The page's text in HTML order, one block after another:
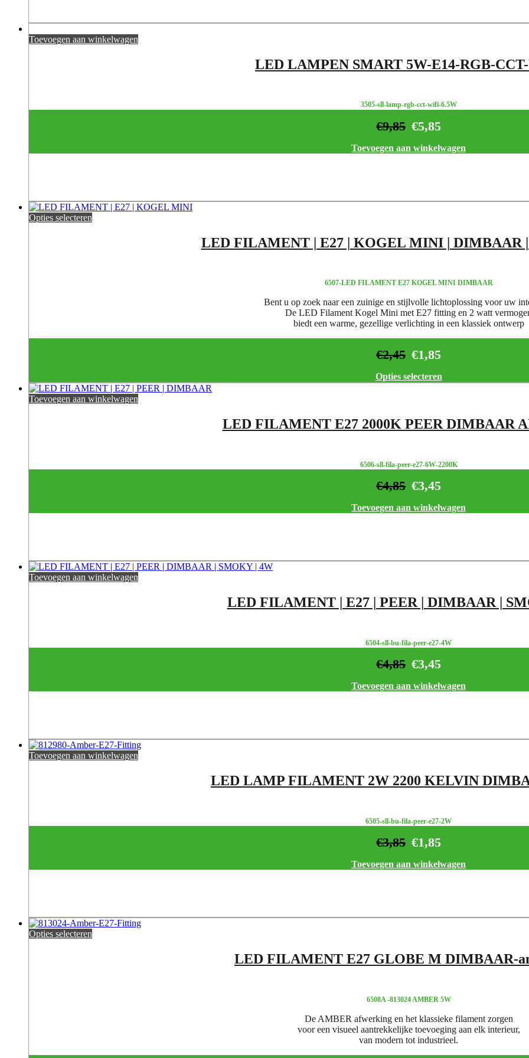
Toevoegen aan winkelwagen
LED LAMPEN SMART 5W-E14-RGB-
3505-sll-lamp-rgb-cct-wifi-6.5W
€5,85
€9,85
Toevoegen aan winkelwagen
Opties selecteren
LED FILAMENT | E27 | KOGEL MINI | DIMBAAR
6507-LED FILAMENT E27 KOGEL MINI DIMBAAR
Bent u op zoek naar een zuinige en stijlvolle lichtoplossing voor uw
De LED Filament Kogel Mini met E27 fitting en 2 watt
biedt een warme, gezellige verlichting in een klassiek ontwerp
€1,85
€2,45
Opties selecteren
Toevoegen aan winkelwagen
LED FILAMENT E27 2000K PEER DIMBAAR
6506-sll-fila-peer-e27-6W-2200K
€3,45
€4,85
Toevoegen aan winkelwagen
Toevoegen aan winkelwagen
LED FILAMENT | E27 | PEER | DIMBAAR |
6504-sll-bu-fila-peer-e27-4W
€3,45
€4,85
Toevoegen aan winkelwagen
Toevoegen aan winkelwagen
LED LAMP FILAMENT 2W 2200 KELVIN
6505-sll-bu-fila-peer-e27-2W
€1,85
€3,85
Toevoegen aan winkelwagen
Opties selecteren
LED FILAMENT E27 GLOBE M DIMBAAR-
6508A -813024 AMBER 5W
De AMBER afwerking en het klassieke filament zorgen
voor een visueel aantrekkelijke toevoeging aan elk interieur,
van modern tot industrieel.